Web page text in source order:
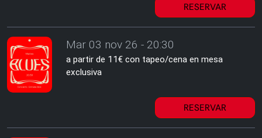
RESERVAR
Mar 03 nov 26 - 20:30
a partir de 11€ con tapeo/cena en mesa
exclusiva
RESERVAR